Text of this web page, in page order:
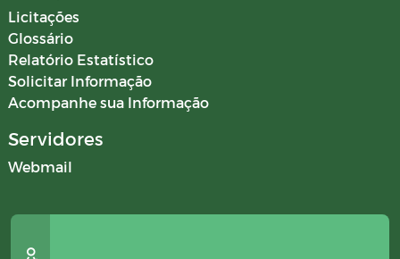
Licitações
Glossário
Relatório Estatístico
Solicitar Informação
Acompanhe sua Informação
Servidores
Webmail